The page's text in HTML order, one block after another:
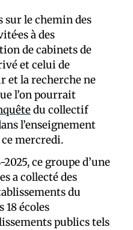
sur le chemin des
à des
de cabinets de
et celui de
et la recherche ne
l’on pourrait
du collectif
l’enseignement
mercredi.
ce groupe d’une
a collecté des
du
18 écoles
publics tels